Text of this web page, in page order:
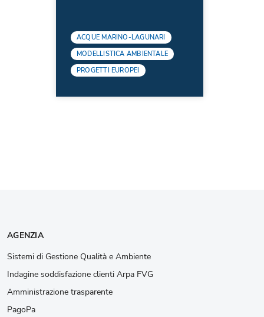
ACQUE MARINO-LAGUNARI
MODELLISTICA AMBIENTALE
PROGETTI EUROPEI
AGENZIA
Sistemi di Gestione Qualità e Ambiente
Indagine soddisfazione clienti Arpa FVG
Amministrazione trasparente
PagoPa